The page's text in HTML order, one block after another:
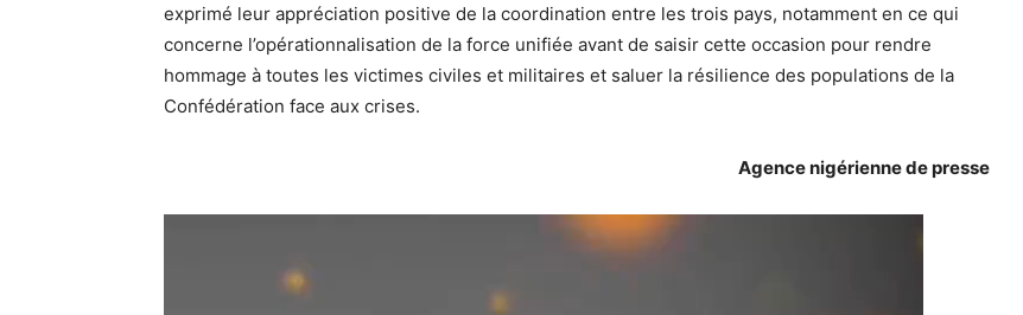
exprimé leur appréciation positive de la coordination entre les trois pays, notamment en ce qui
concerne l’opérationnalisation de la force unifiée avant de saisir cette occasion pour rendre
hommage à toutes les victimes civiles et militaires et saluer la résilience des populations de la
Confédération face aux crises.
Agence nigérienne de presse
Lecteur